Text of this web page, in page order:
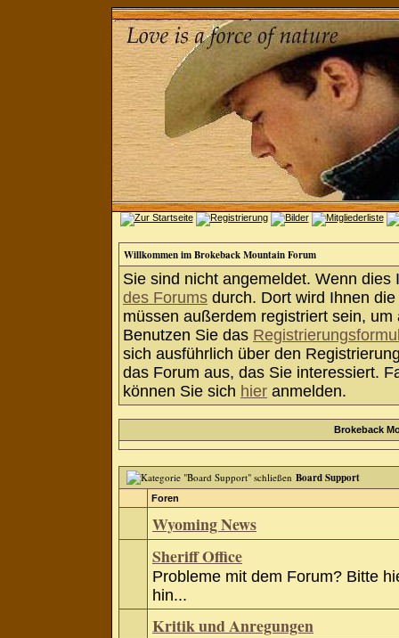
Willkommen im Brokeback Mountain Forum
Sie sind nicht angemeldet. Wenn
des Forums durch. Dort wird Ihnen
müssen außerdem registriert sein,
Benutzen Sie das
sich ausführlich über den
das Forum aus, das Sie interessiert.
können Sie sich hier anmelden.
Brokeback
Board Support
Foren
Wyoming News
Sheriff Office
Probleme mit dem Forum? Bitte
hin...
Kritik und Anregungen